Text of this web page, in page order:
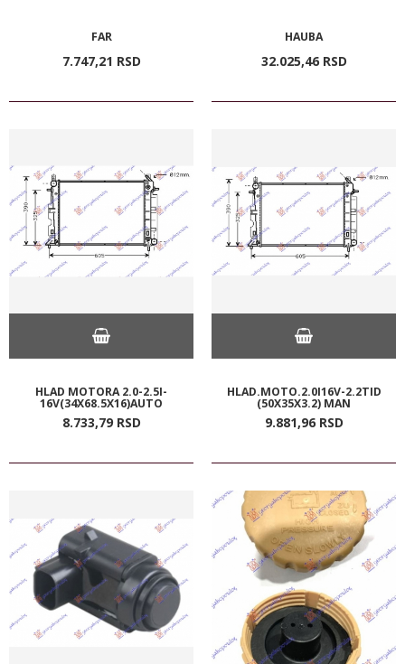
FAR
7.747,21 RSD
HAUBA
32.025,46 RSD
HLAD MOTORA 2.0-2.5I-
16V(34X68.5X16)AUTO
8.733,79 RSD
HLAD.MOTO.2.0I16V-2.2TID
(50X35X3.2) MAN
9.881,96 RSD